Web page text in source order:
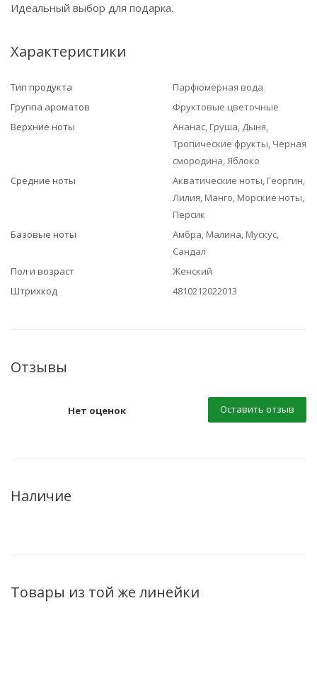
Идеальный выбор для подарка.
Характеристики
Тип продукта
Парфюмерная вода
Группа ароматов
Фруктовые цветочные
Верхние ноты
Ананас, Груша, Дыня,
Тропические фрукты, Черная
смородина, Яблоко
Средние ноты
Акватические ноты, Георгин,
Лилия, Манго, Морские ноты,
Персик
Базовые ноты
Амбра, Малина, Мускус,
Сандал
Пол и возраст
Женский
Штрихкод
4810212022013
Отзывы
Нет оценок Оставить отзыв
Наличие
Товары из той же линейки